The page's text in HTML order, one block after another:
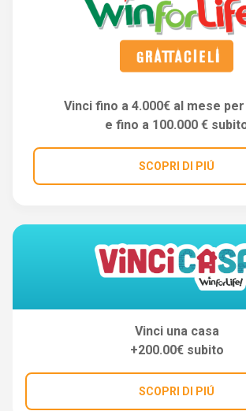
Vinci fino a 4.000€ al mese
e fino a 100.000 €
SCOPRI DI PIÚ
Vinci una casa
+200.00€ subito
SCOPRI DI PIÚ